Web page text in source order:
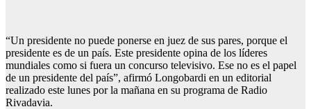
“Un presidente no puede ponerse en juez de sus pares, porque el
presidente es de un país. Este presidente opina de los líderes
mundiales como si fuera un concurso televisivo. Ese no es el papel
de un presidente del país”, afirmó Longobardi en un editorial
realizado este lunes por la mañana en su programa de Radio
Rivadavia.